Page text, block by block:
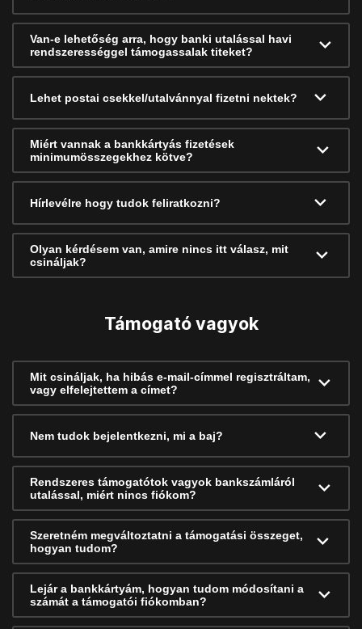
Van-e lehetőség arra, hogy banki utalással havi
rendszerességgel támogassalak titeket?
Lehet postai csekkel/utalvánnyal fizetni nektek?
Miért vannak a bankkártyás fizetések
minimumösszegekhez kötve?
Hírlevélre hogy tudok feliratkozni?
Olyan kérdésem van, amire nincs itt válasz, mit
csináljak?
Támogató vagyok
Mit csináljak, ha hibás e-mail-címmel regisztráltam,
vagy elfelejtettem a címet?
Nem tudok bejelentkezni, mi a baj?
Rendszeres támogatótok vagyok bankszámláról
utalással, miért nincs fiókom?
Szeretném megváltoztatni a támogatási összeget,
hogyan tudom?
Lejár a bankkártyám, hogyan tudom módosítani a
számát a támogatói fiókomban?